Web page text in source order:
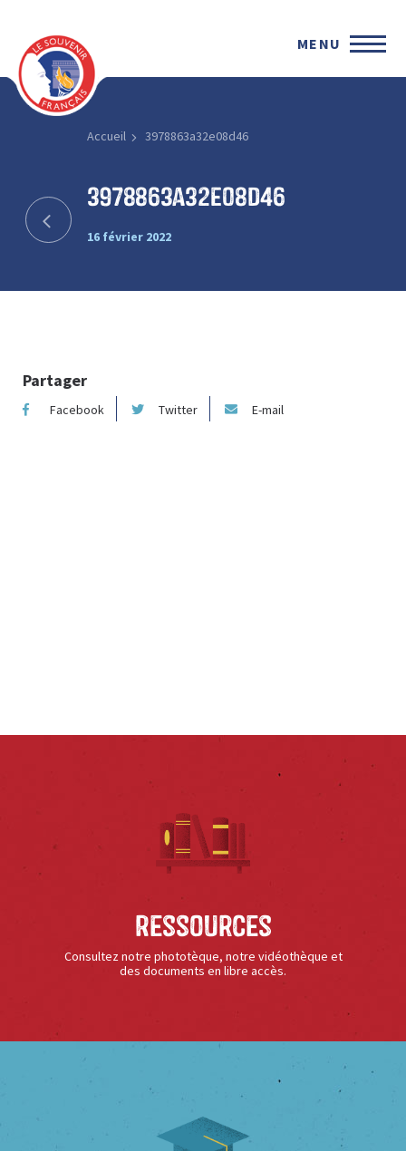
MENU
Accueil 3978863a32e08d46
3978863a32e08d46
16 février 2022
Partager
Facebook Twitter E-mail
Ressources
Consultez notre phototèque, notre vidéothèque et
des documents en libre accès.